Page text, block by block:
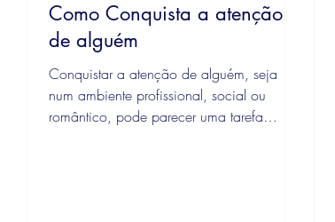
Como Conquista a atenção
de alguém
Conquistar a atenção de alguém, seja
num ambiente profissional, social ou
romântico, pode parecer uma tarefa